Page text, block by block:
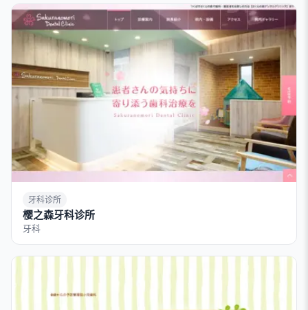
牙科诊所
樱之森牙科诊所
牙科